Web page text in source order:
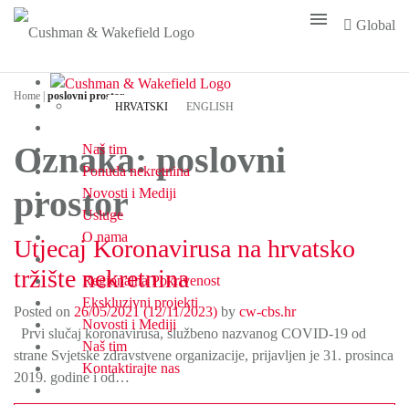
menu Global
HRVATSKI ENGLISH
Naš tim
Ponuda nekretnina
Novosti i Mediji
Usluge
O nama
Regionalna Pokrivenost
Ekskluzivni projekti
Novosti i Mediji
Naš tim
Kontaktirajte nas
Home poslovni prostor
Oznaka:poslovni
prostor
Utjecaj Koronavirusa na hrvatsko
tržište nekretnina
Posted on 26/05/2021 (12/11/2023) by cw-cbs.hr
Prvi slučaj koronavirusa, službeno nazvanog COVID-19 od
strane Svjetske zdravstvene organizacije, prijavljen je 31. prosinca
2019. godine i od…